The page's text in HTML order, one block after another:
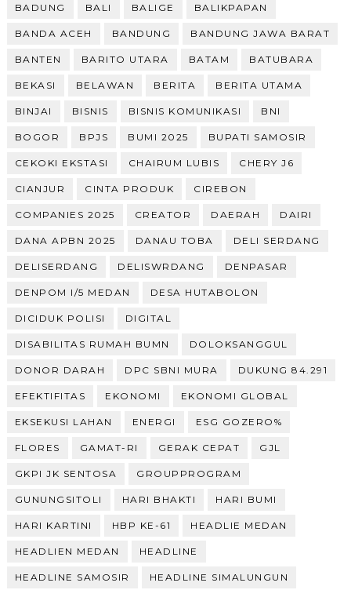
BADUNG BALI BALIGE BALIKPAPAN
BANDA ACEH BANDUNG BANDUNG JAWA BARAT
BANTEN BARITO UTARA BATAM BATUBARA
BEKASI BELAWAN BERITA BERITA UTAMA
BINJAI BISNIS BISNIS KOMUNIKASI BNI
BOGOR BPJS BUMI 2025 BUPATI SAMOSIR
CEKOKI EKSTASI CHAIRUM LUBIS CHERY J6
CIANJUR CINTA PRODUK CIREBON
COMPANIES 2025 CREATOR DAERAH DAIRI
DANA APBN 2025 DANAU TOBA DELI SERDANG
DELISERDANG DELISWRDANG DENPASAR
DENPOM I/5 MEDAN DESA HUTABOLON
DICIDUK POLISI DIGITAL
DISABILITAS RUMAH BUMN DOLOKSANGGUL
DONOR DARAH DPC SBNI MURA DUKUNG 84.291
EFEKTIFITAS EKONOMI EKONOMI GLOBAL
EKSEKUSI LAHAN ENERGI ESG GOZERO%
FLORES GAMAT-RI GERAK CEPAT GJL
GKPI JK SENTOSA GROUPPROGRAM
GUNUNGSITOLI HARI BHAKTI HARI BUMI
HARI KARTINI HBP KE-61 HEADLIE MEDAN
HEADLIEN MEDAN HEADLINE
HEADLINE SAMOSIR HEADLINE SIMALUNGUN